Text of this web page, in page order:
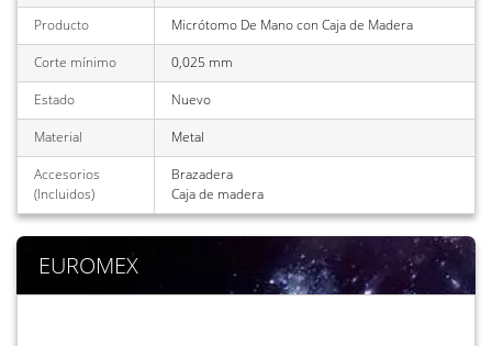
Producto
Micrótomo De Mano con Caja de Madera
Corte mínimo
0,025 mm
Estado
Nuevo
Material
Metal
Accesorios
(Incluidos)
Brazadera
Caja de madera
EUROMEX